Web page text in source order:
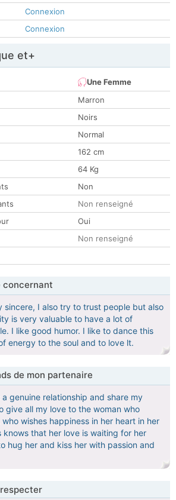
Connexion
Connexion
et+
Une Femme
Marron
Noirs
Normal
162 cm
64 Kg
Non
Non renseigné
Oui
Non renseigné
concernant
sincere, I also try to trust people but also
is very valuable to have a lot of
I like good humor. I like to dance this
energy to the soul and to love lt.
de mon partenaire
genuine relationship and share my
give all my love to the woman who
wishes happiness in her heart in her
knows that her love is waiting for her
hug her and kiss her with passion and